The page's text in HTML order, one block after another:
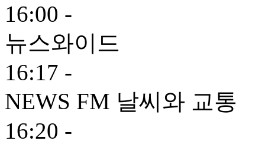
16:00 -
뉴스와이드
16:17 -
NEWS FM 날씨와 교통
16:20 -